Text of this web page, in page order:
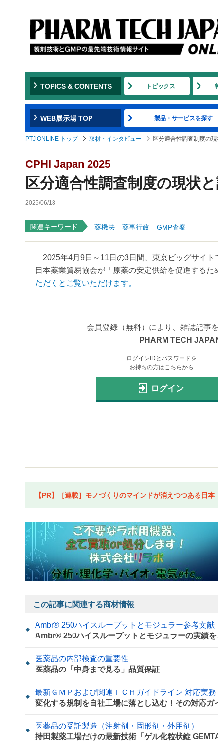
TOPICS & CONTENTS トピックス
WEB展示場 TOP 製品・サービスを探す
PTJ ONLINE トップ 取材・インタビュー 区分適合性調査制度の
CPHI Japan 2025
区分適合性調査制度の現状
2025/06/18
関連キーワード 薬機法 薬事行政 GMP査察
2025年4月9日～11日の3日間、東京ビッグサイト
日本薬業貿易協会が「原薬の安定供給を促進する
ただくとご覧いただけます。
会員登録（無料）により、雑誌記事
PHARM TECH
ログインIDとパスワードを
お持ちの方はこちらから
ログイン
【PR】［連載］モノづくりのマインドが消えつつある日
この記事に関連する商材情報
Ambr® 250ハイスループットとモジュラー参考文献
Ambr® 250ハイスループットとモジュラーの実績を
医薬品の内部検査の重要性
医薬品の「中身まで見る」品質保証
最新ＧＭＰおよび関連ＩＣＨガイドライン 対応実務
変化する規制を自社工場に落とし込む！その対応ガ
医薬品の受託製造（注射剤・固形剤・外用剤）
持田製薬工場だけの最新技術「ゲル化粒状錠